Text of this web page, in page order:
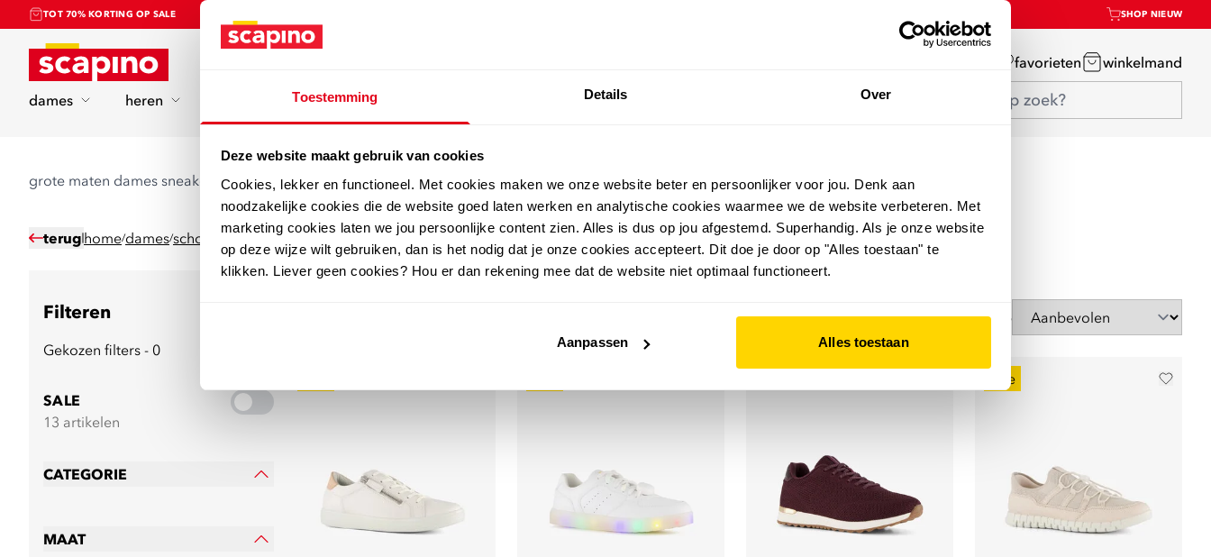
Toestemming Details Over
Deze website maakt gebruik van cookies
Cookies, lekker en functioneel. Met cookies maken we onze website beter en persoonlijker voor jou. Denk aan
noodzakelijke cookies die de website goed laten werken en analytische cookies waarmee we de website verbeteren. Met
marketing cookies laten we jou persoonlijke content zien. Alles is dus op jou afgestemd. Superhandig. Als je onze website
op deze wijze wilt gebruiken, dan is het nodig dat je onze cookies accepteert. Dit doe je door op "Alles toestaan" te
klikken. Liever geen cookies? Hou er dan rekening mee dat de website niet optimaal functioneert.
Aanpassen Alles toestaan
TOT 70% KORTING OP SALE SHOP NIEUW
Home favorieten winkelmand
dames heren sport merken
grote maten dames sneakers
terug home/dames/schoenen grote maten schoenen lage sneakers
Filteren
Gekozen filters - 0
SALE
13 artikelen
CATEGORIE
MAAT
Sorteer op
sale